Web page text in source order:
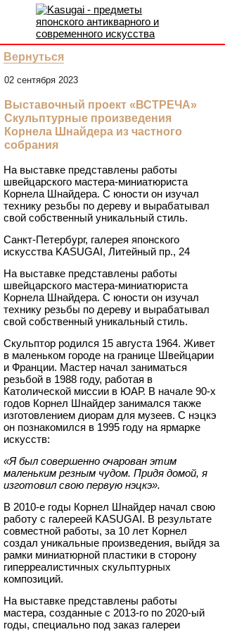
Вернуться
02 сентября 2023
Выставочный проект «ВСТРЕЧА»
Скульптурные произведения
Корнела Шнайдера из частного
собрания
На выставке представлены работы
швейцарского мастера-миниатюриста
Корнела Шнайдера. С юности он изучал
технику резьбы по дереву и вырабатывал
свой собственный уникальный стиль.
Санкт-Петербург, галерея японского
искусства KASUGAI, Литейный пр., 24
На выставке представлены работы
швейцарского мастера-миниатюриста
Корнела Шнайдера. С юности он изучал
технику резьбы по дереву и вырабатывал
свой собственный уникальный стиль.
Скульптор родился 15 августа 1964. Живет
в маленьком городе на границе Швейцарии
и Франции. Мастер начал заниматься
резьбой в 1988 году, работая в
Католической миссии в ЮАР. В начале 90-х
годов Корнел Шнайдер занимался также
изготовлением диорам для музеев. С нэцкэ
он познакомился в 1995 году на ярмарке
искусств:
«Я был совершенно очарован этим
маленьким резным чудом. Придя домой, я
изготовил свою первую нэцкэ».
В 2010-е годы Корнел Шнайдер начал свою
работу с галереей KASUGAI. В результате
совместной работы, за 10 лет Корнел
создал уникальные произведения, выйдя за
рамки миниатюрной пластики в сторону
гиперреалистичных скульптурных
композиций.
На выставке представлены работы
мастера, созданные с 2013-го по 2020-ый
годы, специально под заказ галереи